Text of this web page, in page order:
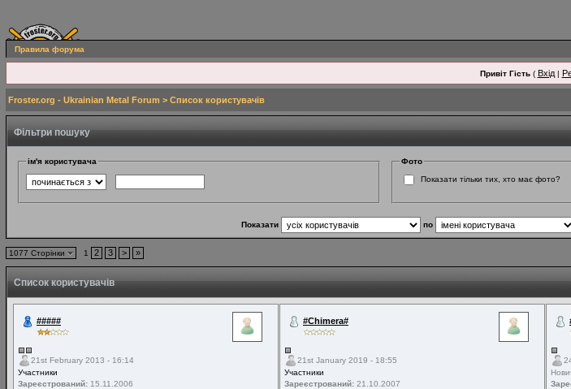
Правила форума
Привіт Гість( Вхід|
Froster.org - Ukrainian Metal Forum > Список користувачів
Фільтри пошуку
ім'я користувача
Фото
Показати тільки тих, хто має фото?
Показати по
1077 Сторінки 1 2 3 > »
Список користувачів
#####
21st February 2013 - 16:14
Участники
Зареєстрований: 15.11.2006
#Chimera#
21st January 2019 - 18:55
Участники
Зареєстрований: 21.10.2007